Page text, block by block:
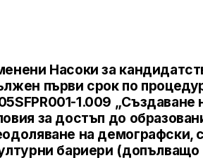
Насоки за
първи срок по
1.009 „Създаване
за достъп до
на демографски,
бариери (допълващо